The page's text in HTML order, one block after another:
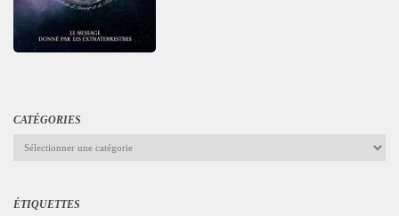
CATÉGORIES
Catégories
ÉTIQUETTES